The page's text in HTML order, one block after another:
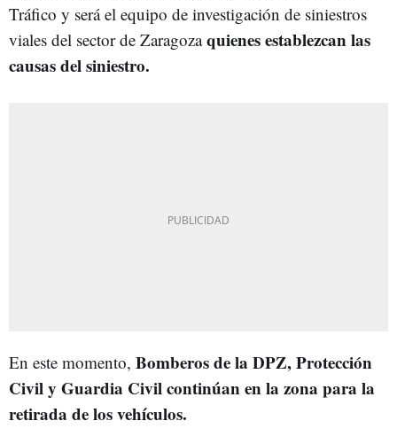
Tráfico y será el equipo de investigación de siniestros
viales del sector de Zaragozaquienes establezcan las
causas del siniestro.
En este momento, Bomberos de la DPZ, Protección
Civil y Guardia Civilcontinúan en la zona para la
retirada de los vehículos.